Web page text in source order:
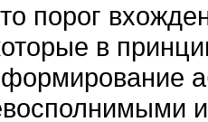
порог
в